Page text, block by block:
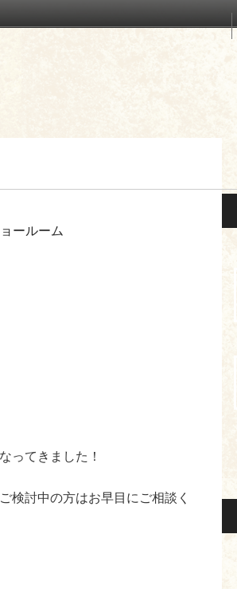
ールーム
ってきました！
検討中の方はお早目にご相談く